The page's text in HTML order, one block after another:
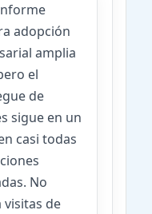
adopción
amplia
el
de
sigue en un
casi todas
No
visitas de